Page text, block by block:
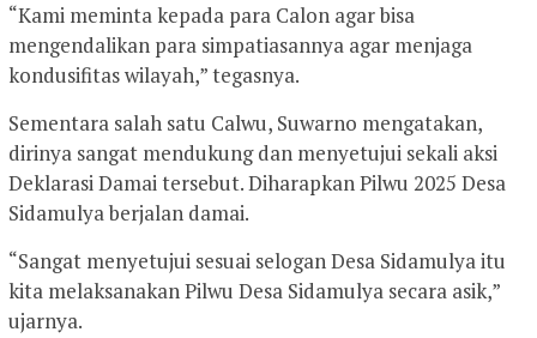
“Kami meminta kepada para Calon agar bisa
mengendalikan para simpatiasannya agar menjaga
kondusifitas wilayah,” tegasnya.
Sementara salah satu Calwu, Suwarno mengatakan,
dirinya sangat mendukung dan menyetujui sekali aksi
Deklarasi Damai tersebut. Diharapkan Pilwu 2025 Desa
Sidamulya berjalan damai.
“Sangat menyetujui sesuai selogan Desa Sidamulya itu
kita melaksanakan Pilwu Desa Sidamulya secara asik,”
ujarnya.